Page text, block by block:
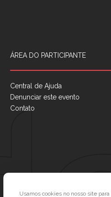
ÁREA DO PARTICIPANTE
Central de Ajuda
Denunciar este evento
Contato
Usamos cookies no nosso site